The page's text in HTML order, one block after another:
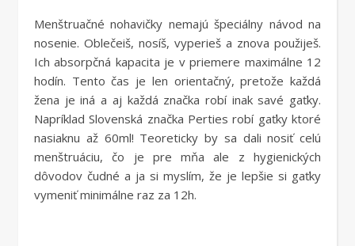
Menštruačné nohavičky nemajú špeciálny návod na
nosenie. Oblečeiš, nosíš, vyperieš a znova použiješ.
Ich absorpčná kapacita je v priemere maximálne 12
hodín. Tento čas je len orientačný, pretože každá
žena je iná a aj každá značka robí inak savé gaťky.
Napríklad Slovenská značka Perties robí gaťky ktoré
nasiaknu až 60ml! Teoreticky by sa dali nosiť celú
menštruáciu, čo je pre mňa ale z hygienických
dôvodov čudné a ja si myslím, že je lepšie si gaťky
vymeniť minimálne raz za 12h.